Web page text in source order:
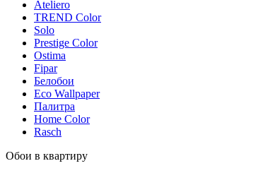
Ateliero
TREND Color
Solo
Prestige Color
Ostima
Fipar
Белобои
Eco Wallpaper
Палитра
Home Color
Rasch
Обои в квартиру